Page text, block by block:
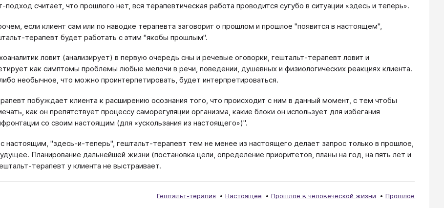
подход считает, что прошлого нет, вся терапевтическая работа проводится сугубо в ситуации «здесь и теперь».
если клиент сам или по наводке терапевта заговорит о прошлом и прошлое "появится в настоящем",
терапевт будет работать с этим "якобы прошлым".
ловит (анализирует) в первую очередь сны и речевые оговорки, гештальт-терапевт ловит и
как симптомы проблемы любые мелочи в речи, поведении, душевных и физиологических реакциях клиента.
необычное, что можно проинтерпетировать, будет интерпретироваться.
побуждает клиента к расширению осознания того, что происходит с ним в данный момент, с тем чтобы
как он препятствует процессу саморегуляции организма, какие блоки он использует для избегания
со своим настоящим (для «ускользания из настоящего»)".
настоящим, "здесь-и-теперь", гештальт-терапевт тем не менее из настоящего делает запрос только в прошлое,
Планирование дальнейшей жизни (постановка цели, определение приоритетов, планы на год, на пять лет и
терапевт у клиента не выстраивает.
Гештальт-терапия Настоящее Прошлое в человеческой жизни Прошлое